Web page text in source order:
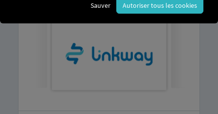
Sauver Autoriser tous les cookies